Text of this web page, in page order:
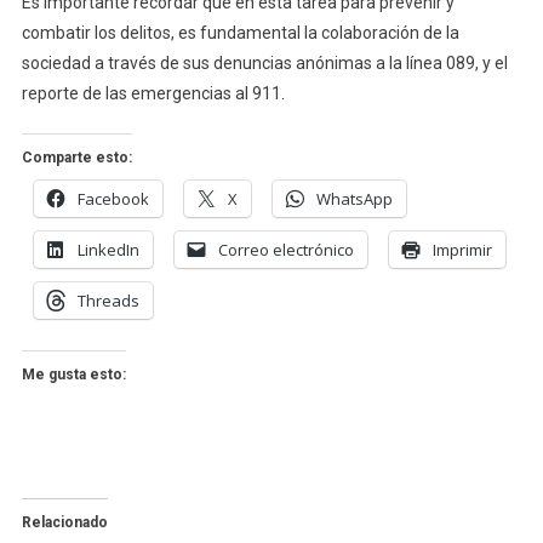
combatir los delitos, es fundamental la colaboración de la
sociedad a través de sus denuncias anónimas a la línea 089, y el
reporte de las emergencias al 911.
Comparte esto:
Facebook X WhatsApp
LinkedIn Correo electrónico Imprimir
Threads
Me gusta esto:
Relacionado